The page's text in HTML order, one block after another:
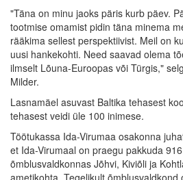
"Täna on minu jaoks päris kurb päev.
tootmise omamist pidin täna minema
rääkima sellest perspektiivist. Meil on
uusi hankekohti. Need saavad olema
ilmselt Lõuna-Euroopas või Türgis,"
Milder.
Lasnamäel asuvast Baltika tehasest
tehasest veidi üle 100 inimese.
Töötukassa Ida-Virumaa osakonna
et Ida-Virumaal on praegu pakkuda
õmblusvaldkonnas Jõhvi, Kiviõli ja
ametikohta. Tegelikult õmblusvaldkond